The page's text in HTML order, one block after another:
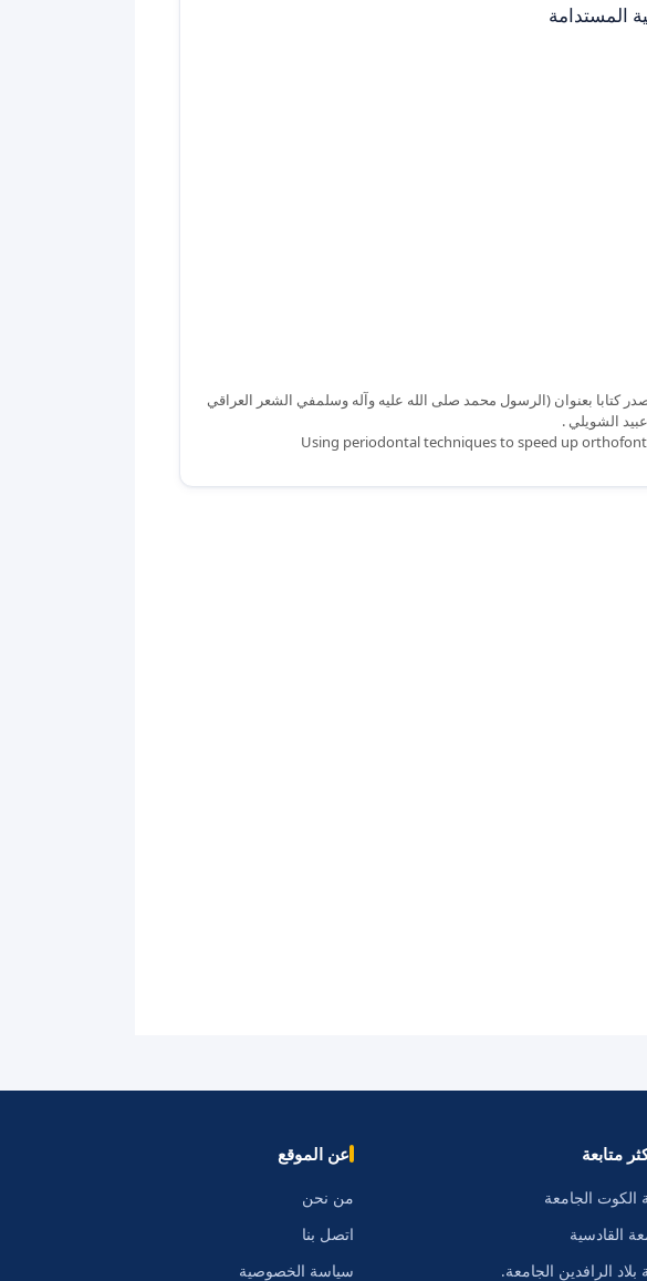
المستدامة
كتابا بعنوان (الرسول محمد صلى الله عليه وآله وسلمفي الشعر العراقي
الشويلي .
متابعة
الكوت الجامعة
القادسية
بلاد الرافدين الجامعة.
عن الموقع
من نحن
اتصل بنا
سياسة الخصوصية